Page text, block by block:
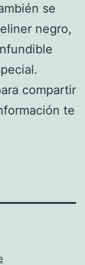
se
negro,
compartir
te